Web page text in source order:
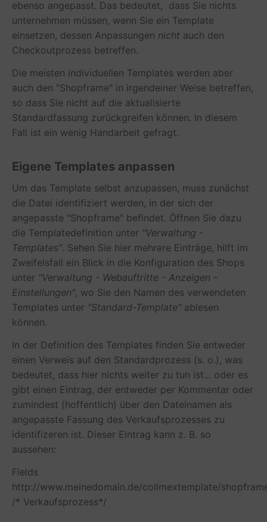
ebenso angepasst. Das bedeutet, dass Sie nichts
unternehmen müssen, wenn Sie ein Template
einsetzen, dessen Anpassungen nicht auch den
Checkoutprozess betreffen.
Die meisten individuellen Templates werden aber
auch den "Shopframe" in irgendeiner Weise betreffen,
so dass Sie nicht auf die aktualisierte
Standardfassung zurückgreifen können. In diesem
Fall ist ein wenig Handarbeit gefragt.
Eigene Templates anpassen
Um das Template selbst anzupassen, muss zunächst
die Datei identifiziert werden, in der sich der
angepasste "Shopframe" befindet. Öffnen Sie dazu
die Templatedefinition unter "Verwaltung -
Templates". Sehen Sie hier mehrere Einträge, hilft im
Zweifelsfall ein Blick in die Konfiguration des Shops
unter "Verwaltung - Webauftritte - Anzeigen -
Einstellungen", wo Sie den Namen des verwendeten
Templates unter "Standard-Template" ablesen
können.
In der Definition des Templates finden Sie entweder
einen Verweis auf den Standardprozess (s. o.), was
bedeutet, dass hier nichts weiter zu tun ist... oder es
gibt einen Eintrag, der entweder per Kommentar oder
zumindest (hoffentlich) über den Dateinamen als
angepasste Fassung des Verkaufsprozesses zu
identifizeren ist. Dieser Eintrag kann z. B. so
aussehen:
Fields
http://www.meinedomain.de/collmextemplate/
/* Verkaufsprozess*/